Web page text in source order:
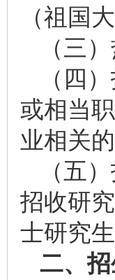
（祖国
（三
（四
或相当
业相关
（五
招收研
士研究
二、